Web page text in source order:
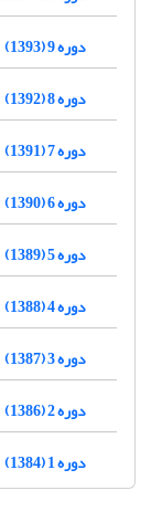
دوره 9 (1393)
دوره 8 (1392)
دوره 7 (1391)
دوره 6 (1390)
دوره 5 (1389)
دوره 4 (1388)
دوره 3 (1387)
دوره 2 (1386)
دوره 1 (1384)